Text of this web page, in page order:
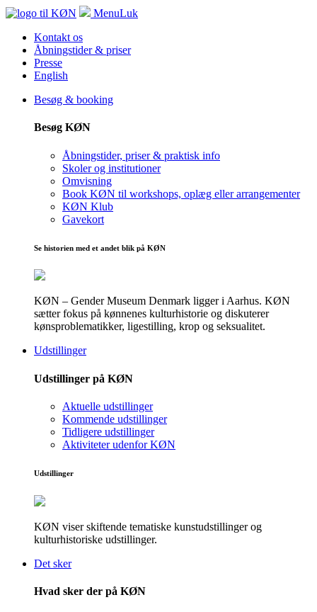
MenuLuk
Kontakt os
Åbningstider & priser
Presse
English
Besøg & booking
Besøg KØN
Åbningstider, priser & praktisk info
Skoler og institutioner
Omvisning
Book KØN til workshops, oplæg eller arrangementer
KØN Klub
Gavekort
Se historien med et andet blik på KØN
KØN – Gender Museum Denmark ligger i Aarhus. KØN
sætter fokus på kønnenes kulturhistorie og diskuterer
kønsproblematikker, ligestilling, krop og seksualitet.
Udstillinger
Udstillinger på KØN
Aktuelle udstillinger
Kommende udstillinger
Tidligere udstillinger
Aktiviteter udenfor KØN
Udstillinger
KØN viser skiftende tematiske kunstudstillinger og
kulturhistoriske udstillinger.
Det sker
Hvad sker der på KØN